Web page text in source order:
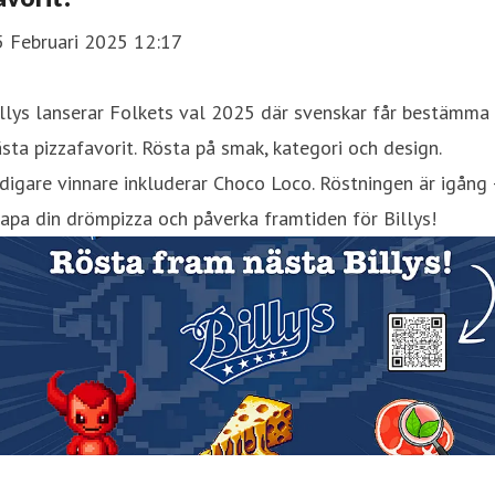
Februari 2025 12:17
lanserar Folkets val 2025 där svenskar får bestämma
pizzafavorit. Rösta på smak, kategori och design.
vinnare inkluderar Choco Loco. Röstningen är igång
din drömpizza och påverka framtiden för Billys!